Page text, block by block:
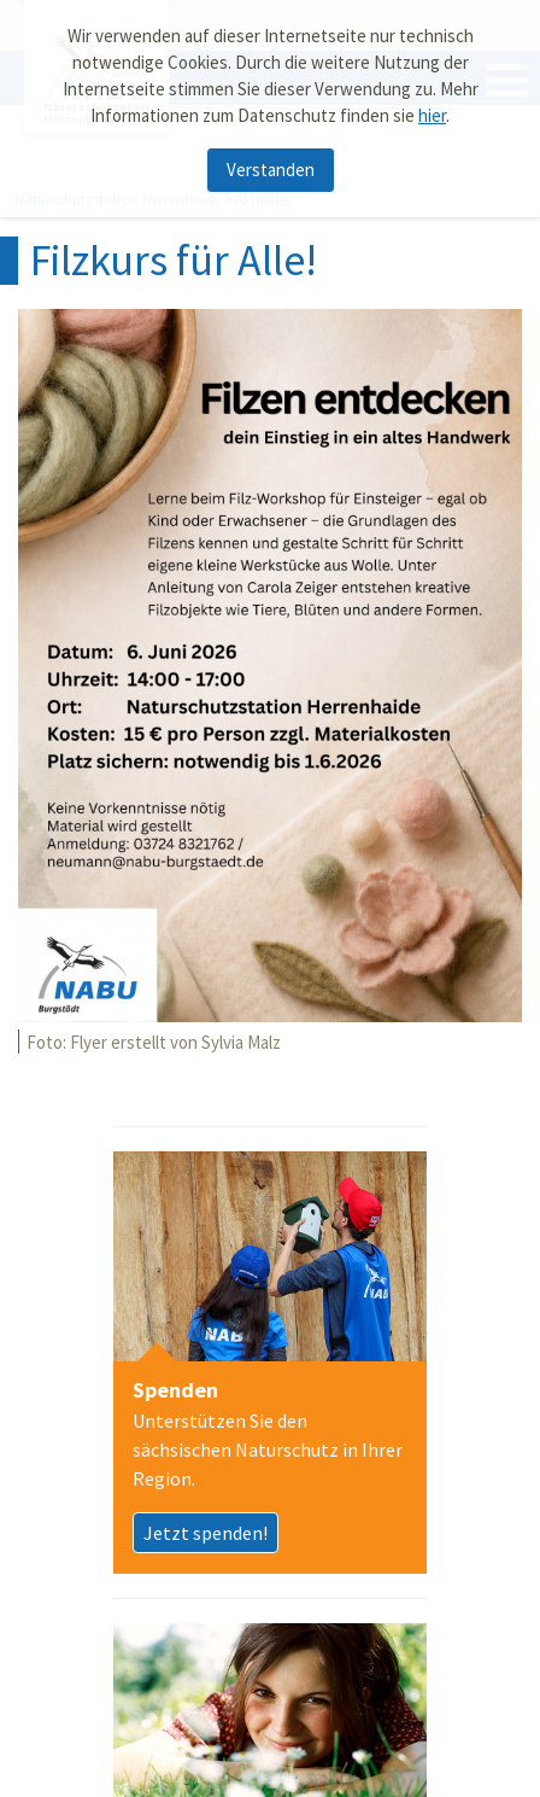
Wir verwenden auf dieser Internetseite nur technisch
notwendige Cookies. Durch die weitere Nutzung der
Internetseite stimmen Sie dieser Verwendung zu. Mehr
Informationen zum Datenschutz finden sie hier.
Verstanden
Naturschutzstation
Herrenhaide
Naturschutzstation Herrenhaide
Filzkurs für Alle!
Foto: Flyer erstellt von Sylvia Malz
Spenden
Unterstützen Sie den
sächsischen Naturschutz in Ihrer
Region.
Jetzt spenden!